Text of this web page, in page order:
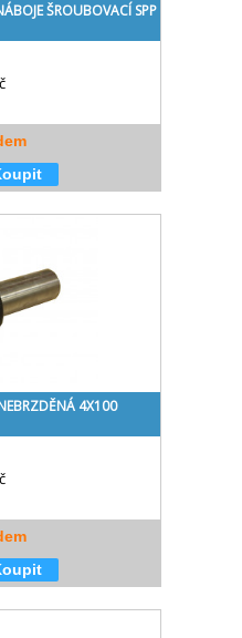
ŠROUBOVACÍ SPP
4X100